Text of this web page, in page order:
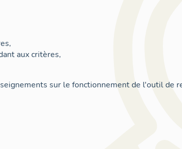
aux critères,
sur le fonctionnement de l'outil de